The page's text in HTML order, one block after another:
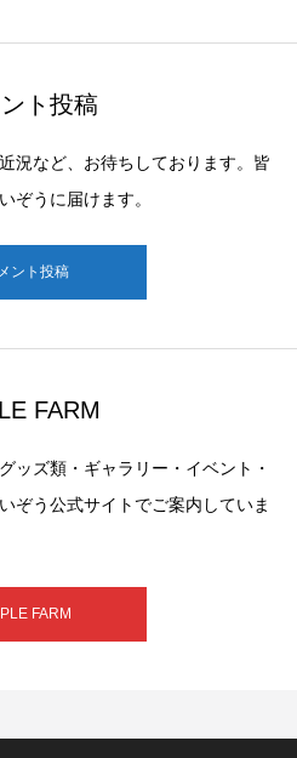
ト投稿
況など、お待ちしております。皆
ぞうに届けます。
ント投稿
FARM
ッズ類・ギャラリー・イベント・
ぞう公式サイトでご案内していま
FARM